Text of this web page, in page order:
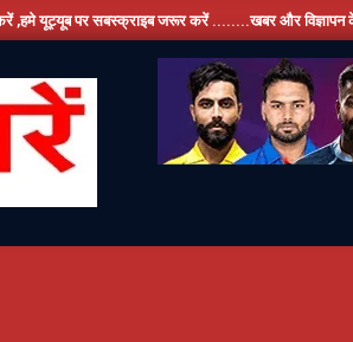
जरूर करें ........खबर और विज्ञापन के लिए संपर्क करें - +